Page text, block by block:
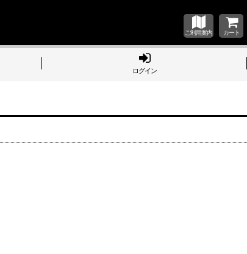
ご利用案内 カート
ログイン